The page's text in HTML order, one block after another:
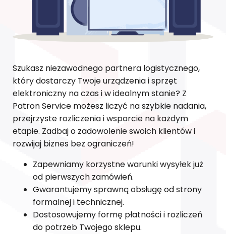
Szukasz niezawodnego partnera logistycznego,
który dostarczy Twoje urządzenia i sprzęt
elektroniczny na czas i w idealnym stanie? Z
Patron Service możesz liczyć na szybkie nadania,
przejrzyste rozliczenia i wsparcie na każdym
etapie. Zadbaj o zadowolenie swoich klientów i
rozwijaj biznes bez ograniczeń!
Zapewniamy korzystne warunki wysyłek już
od pierwszych zamówień.
Gwarantujemy sprawną obsługę od strony
formalnej i technicznej.
Dostosowujemy formę płatności i rozliczeń
do potrzeb Twojego sklepu.